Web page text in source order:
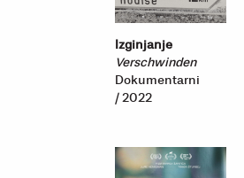
Izginjanje
Verschwinden
Dokumentarni
/ 2022